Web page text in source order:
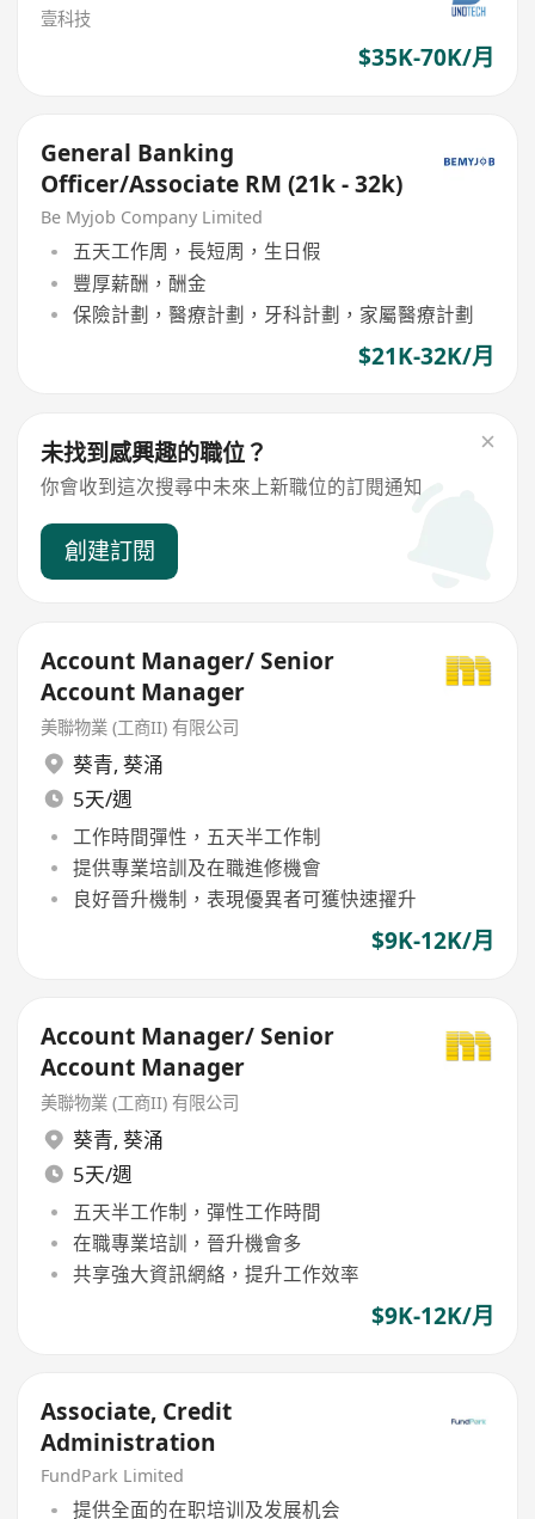
壹科技
$35K-70K/月
General Banking
Officer/Associate RM (21k - 32k)
Be Myjob Company Limited
五天工作周，長短周，生日假
豐厚薪酬，酬金
保險計劃，醫療計劃，牙科計劃，家屬醫療計劃
$21K-32K/月
未找到感興趣的職位？
你會收到這次搜尋中未來上新職位的訂閱通知
創建訂閱
Account Manager/ Senior
Account Manager
美聯物業 (工商II) 有限公司
葵青, 葵涌
5天/週
工作時間彈性，五天半工作制
提供專業培訓及在職進修機會
良好晉升機制，表現優異者可獲快速擢升
$9K-12K/月
Account Manager/ Senior
Account Manager
美聯物業 (工商II) 有限公司
葵青, 葵涌
5天/週
五天半工作制，彈性工作時間
在職專業培訓，晉升機會多
共享強大資訊網絡，提升工作效率
$9K-12K/月
Associate, Credit
Administration
FundPark Limited
提供全面的在职培训及发展机会